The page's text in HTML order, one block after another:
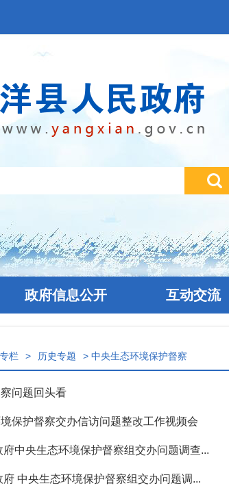
政府信息公开 互动交流
栏 > 历史专题 > 中央生态环境保护督察
问题回头看
保护督察交办信访问题整改工作视频会
中央生态环境保护督察组交办问题调查...
中央生态环境保护督察组交办问题调...